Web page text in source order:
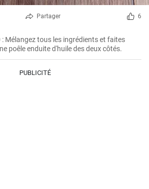
Partager 6
Mélangez tous les ingrédients et faites
poêle enduite d'huile des deux côtés.
PUBLICITÉ